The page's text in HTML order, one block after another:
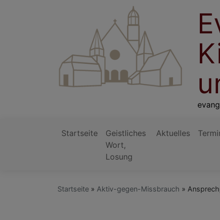
Hauptnavigation
Startseite
Geistliches
Wort,
Losung
Aktuelles
Startseite Aktiv-gegen-Missbrauch